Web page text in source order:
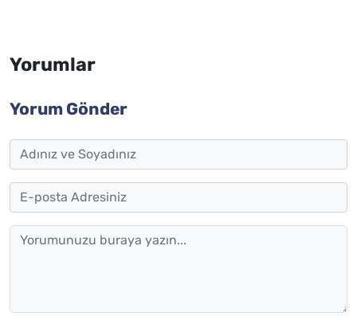
Yorumlar
Yorum Gönder